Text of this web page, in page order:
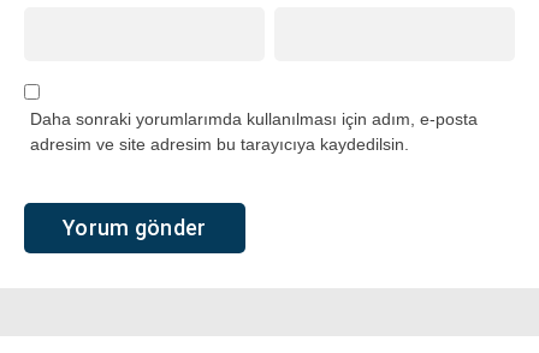
Daha sonraki yorumlarımda kullanılması için adım, e-posta
adresim ve site adresim bu tarayıcıya kaydedilsin.